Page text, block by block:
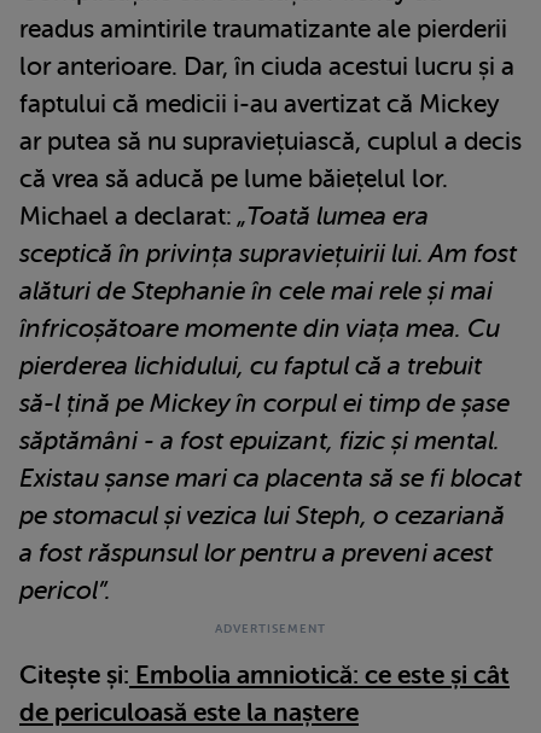
readus amintirile traumatizante ale pierderii
lor anterioare. Dar, în ciuda acestui lucru și a
faptului că medicii i-au avertizat că Mickey
ar putea să nu supraviețuiască, cuplul a decis
că vrea să aducă pe lume băiețelul lor.
Michael a declarat: „Toată lumea era
sceptică în privința supraviețuirii lui. Am fost
alături de Stephanie în cele mai rele și mai
înfricoșătoare momente din viața mea. Cu
pierderea lichidului, cu faptul că a trebuit
să-l țină pe Mickey în corpul ei timp de șase
săptămâni - a fost epuizant, fizic și mental.
Existau șanse mari ca placenta să se fi blocat
pe stomacul și vezica lui Steph, o cezariană
a fost răspunsul lor pentru a preveni acest
pericol”.
Citește și: Embolia amniotică: ce este și cât
de periculoasă este la naștere